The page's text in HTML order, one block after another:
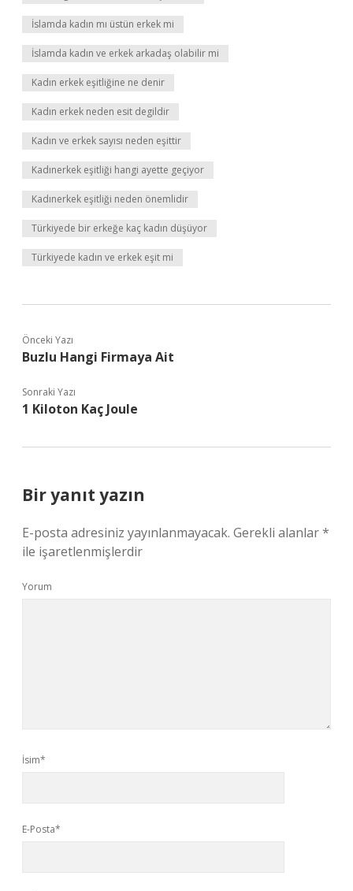
İslamda kadın mı üstün erkek mi
İslamda kadın ve erkek arkadaş olabilir mi
Kadın erkek eşitliğine ne denir
Kadın erkek neden esit degildir
Kadın ve erkek sayısı neden eşittir
Kadınerkek eşitliği hangi ayette geçiyor
Kadınerkek eşitliği neden önemlidir
Türkiyede bir erkeğe kaç kadın düşüyor
Türkiyede kadın ve erkek eşit mi
Önceki Yazı
Buzlu Hangi Firmaya Ait
Sonraki Yazı
1 Kiloton Kaç Joule
Bir yanıt yazın
E-posta adresiniz yayınlanmayacak. Gerekli alanlar*
ile işaretlenmişlerdir
Yorum
İsim*
E-Posta*